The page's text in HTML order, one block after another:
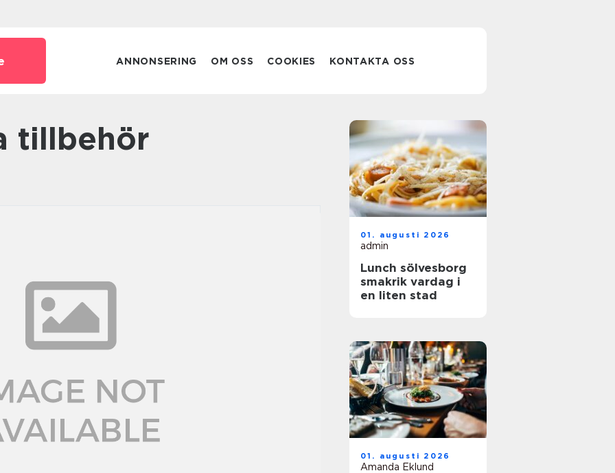
ANNONSERING OM OSS COOKIES KONTAKTA OSS
tillbehör
01. augusti 2026
admin
Lunch sölvesborg
smakrik vardag i
en liten stad
01. augusti 2026
Amanda Eklund